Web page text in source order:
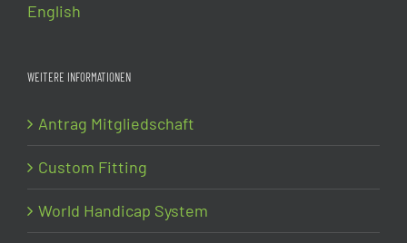
English
WEITERE INFORMATIONEN
Antrag Mitgliedschaft
Custom Fitting
World Handicap System